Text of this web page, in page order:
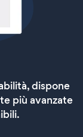
dispone
più avanzate